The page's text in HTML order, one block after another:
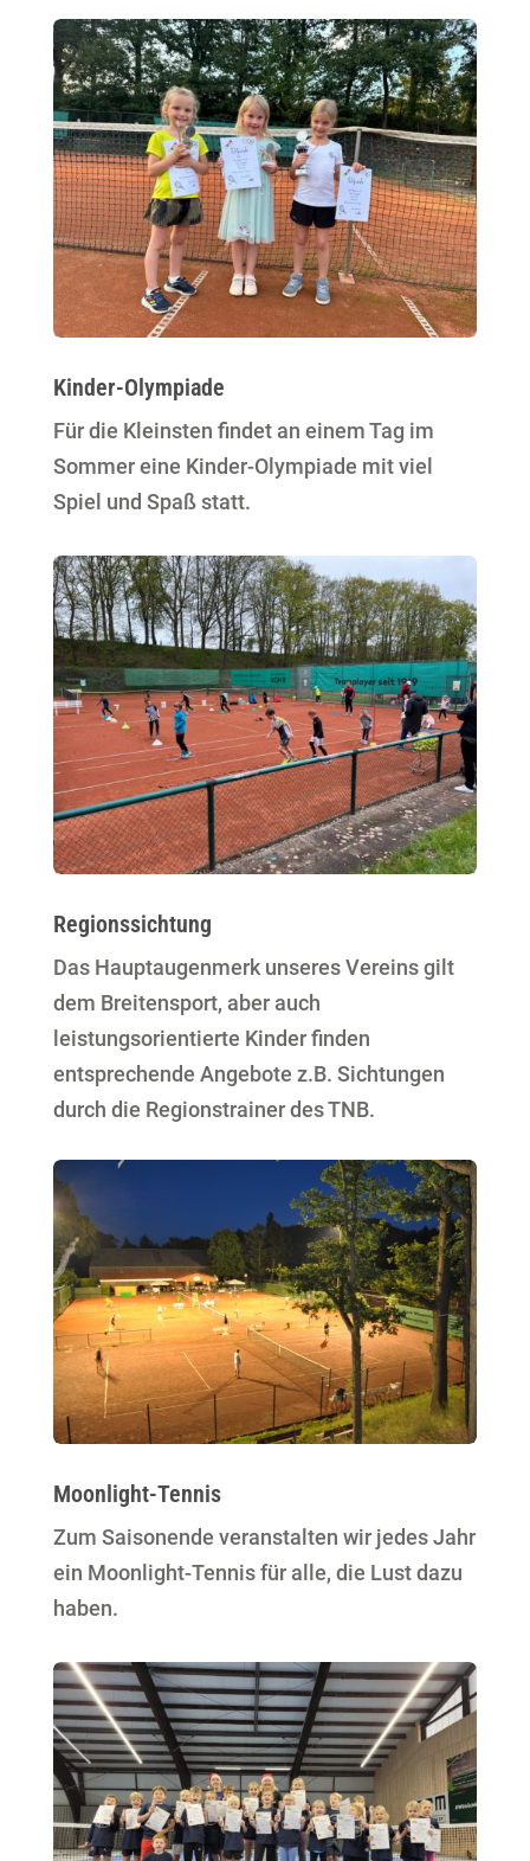
Kinder-Olympiade
Für die Kleinsten findet an einem Tag im
Sommer eine Kinder-Olympiade mit viel
Spiel und Spaß statt.
Regionssichtung
Das Hauptaugenmerk unseres Vereins gilt
dem Breitensport, aber auch
leistungsorientierte Kinder finden
entsprechende Angebote z.B. Sichtungen
durch die Regionstrainer des TNB.
Moonlight-Tennis
Zum Saisonende veranstalten wir jedes Jahr
ein Moonlight-Tennis für alle, die Lust dazu
haben.